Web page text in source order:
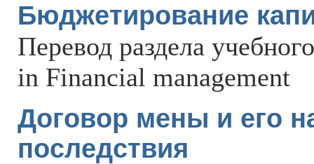
Бюджетирование
Перевод раздела
in Financial management
Договор мены и его
последствия